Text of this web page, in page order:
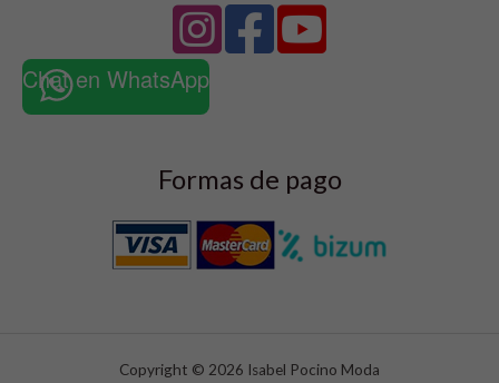
Chat en WhatsApp
Formas de pago
Copyright © 2026 Isabel Pocino Moda